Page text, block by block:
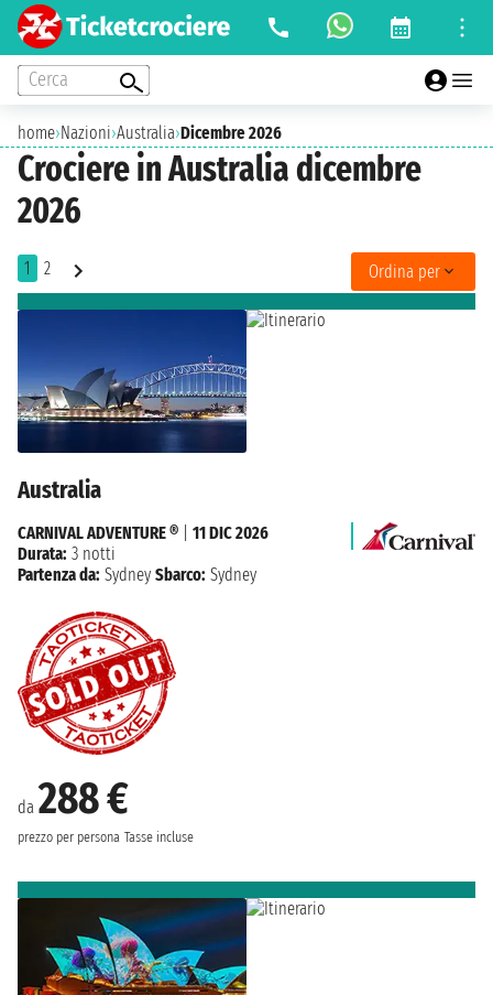
Cerca
home›Nazioni›Australia›Dicembre 2026
Crociere in Australia dicembre
2026
1 2 Ordina per
Australia
da 288 €
prezzo per persona Tasse incluse
CARNIVAL ADVENTURE ®
11 DIC 2026
Durata: 3 notti
Partenza da: Sydney Sbarco: Sydney